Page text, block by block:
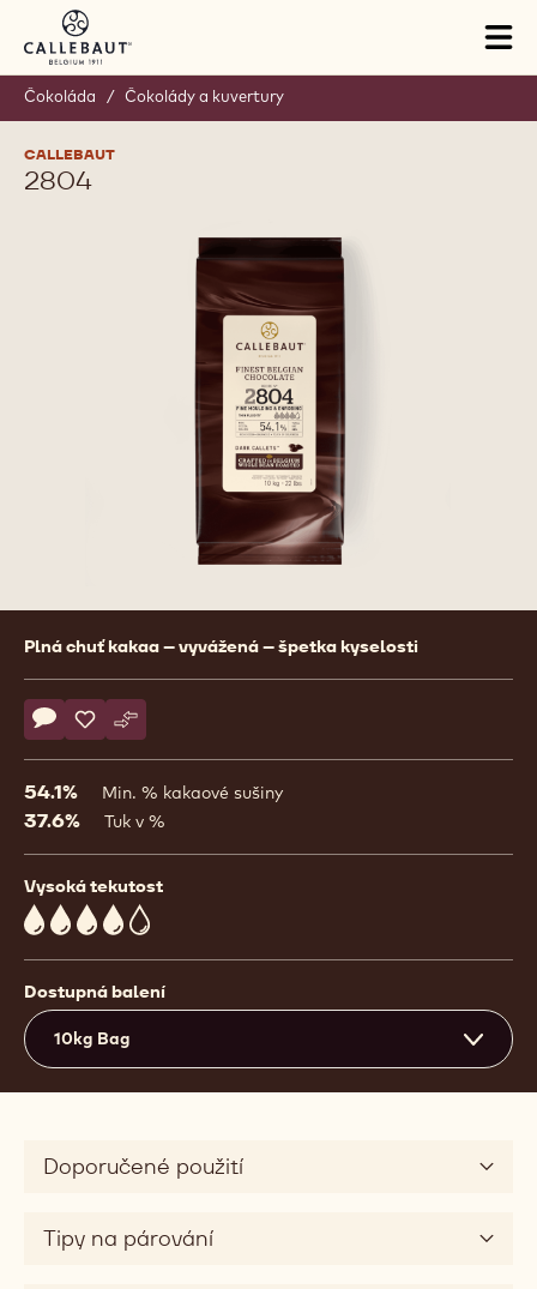
Skip to main content
Čokoláda / Čokolády a kuvertury
CALLEBAUT
2804
Product
information
Plná chuť kakaa – vyvážená – špetka kyselosti
Actions
Napsat komentář
- 2804Uložit
- 2804Srovnat
- 2804
54.1% Min. % kakaové sušiny
37.6% Tuk v %
Vysoká tekutost
4
Dostupná balení
10kg Bag
Doporučené použití
Tipy na párování